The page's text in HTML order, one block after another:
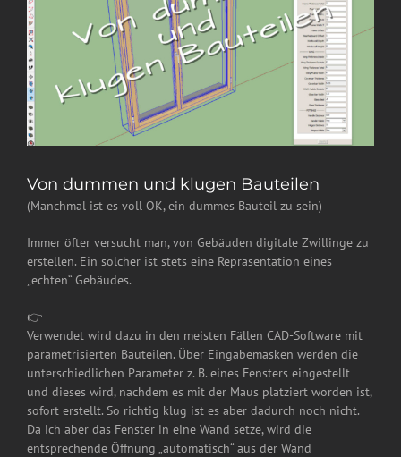
Von dummen und klugen Bauteilen
(Manchmal ist es voll OK, ein dummes Bauteil zu sein)
Immer öfter versucht man, von Gebäuden digitale Zwillinge zu
erstellen. Ein solcher ist stets eine Repräsentation eines
„echten“ Gebäudes.
👉
Verwendet wird dazu in den meisten Fällen CAD-Software mit
parametrisierten Bauteilen. Über Eingabemasken werden die
unterschiedlichen Parameter z. B. eines Fensters eingestellt
und dieses wird, nachdem es mit der Maus platziert worden ist,
sofort erstellt. So richtig klug ist es aber dadurch noch nicht.
Da ich aber das Fenster in eine Wand setze, wird die
entsprechende Öffnung „automatisch“ aus der Wand